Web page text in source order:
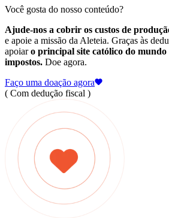
Você gosta do nosso conteúdo?
Ajude-nos a cobrir os custos de
e apoie a missão da Aleteia. Graças às
apoiaro principal site católico do mundo
impostos. Doe agora.
Faço uma doação agora
( Com dedução fiscal )